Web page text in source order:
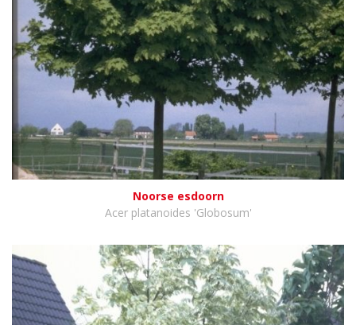
Noorse esdoorn
Acer platanoides 'Globosum'